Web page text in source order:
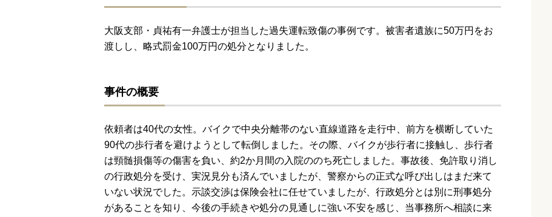
大阪支部・貞祐有一弁護士が担当した過失運転致傷の事例です。被害者遺族に50万円をお
渡しし、略式罰金100万円の処分となりました。
事件の概要
依頼者は40代の女性。バイクで中央分離帯のない直線道路を走行中、前方を横断していた
90代の歩行者を避けようとして転倒しました。その際、バイクが歩行者に接触し、歩行者
は頸髄損傷等の傷害を負い、約2か月間の入院ののち死亡しました。事故後、免許取り消し
の行政処分を受け、実況見分も済んでいましたが、警察からの正式な呼び出しはまだ来て
いない状況でした。示談交渉は保険会社に任せていましたが、行政処分とは別に刑事処分
があることを知り、今後の手続きや処分の見通しに強い不安を感じ、当事務所へ相談に来